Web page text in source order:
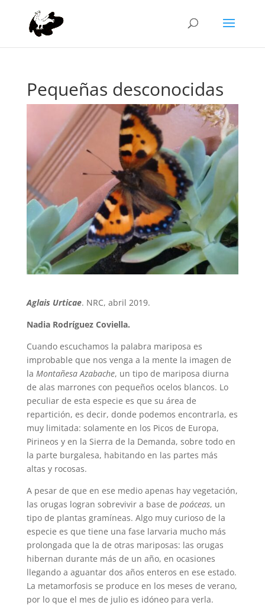
Pequeñas desconocidas
Aglais Urticae. NRC, abril 2019.
Nadia Rodríguez Coviella.
Cuando escuchamos la palabra mariposa es
improbable que nos venga a la mente la imagen de
la Montañesa Azabache, un tipo de mariposa diurna
de alas marrones con pequeños ocelos blancos. Lo
peculiar de esta especie es que su área de
repartición, es decir, donde podemos encontrarla, es
muy limitada: solamente en los Picos de Europa,
Pirineos y en la Sierra de la Demanda, sobre todo en
la parte burgalesa, habitando en las partes más
altas y rocosas.
A pesar de que en ese medio apenas hay vegetación,
las orugas logran sobrevivir a base de poáceas, un
tipo de plantas gramíneas. Algo muy curioso de la
especie es que tiene una fase larvaria mucho más
prolongada que la de otras mariposas: las orugas
hibernan durante más de un año, en ocasiones
llegando a aguantar dos años enteros en ese estado.
La metamorfosis se produce en los meses de verano,
por lo que el mes de julio es idóneo para verla.